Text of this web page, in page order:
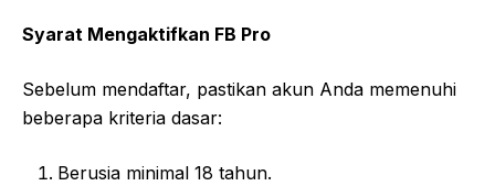
Syarat Mengaktifkan FB Pro
Sebelum mendaftar, pastikan akun Anda memenuhi
beberapa kriteria dasar:
Berusia minimal 18 tahun.